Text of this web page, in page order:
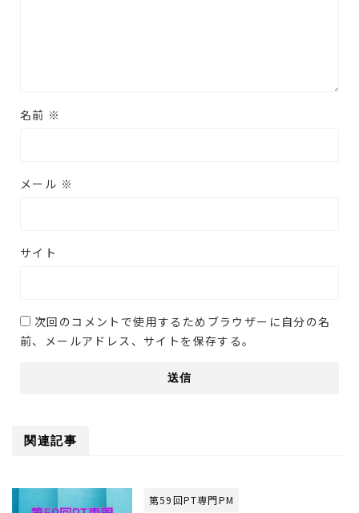
名前 ※
メール ※
サイト
次回のコメントで使用するためブラウザーに自分の名
前、メールアドレス、サイトを保存する。
関連記事
第59回PT専門PM